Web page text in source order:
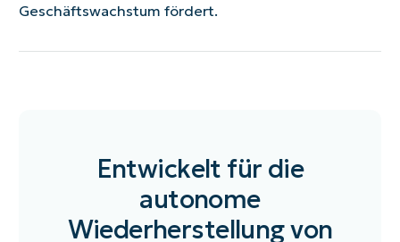
Geschäftswachstum fördert.
Entwickelt für die
autonome
Wiederherstellung von